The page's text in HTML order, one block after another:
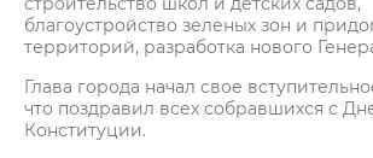
благоустройство зеленых зон и
территорий, разработка нового
Глава города начал свое
что поздравил всех собравшихся с
Конституции.